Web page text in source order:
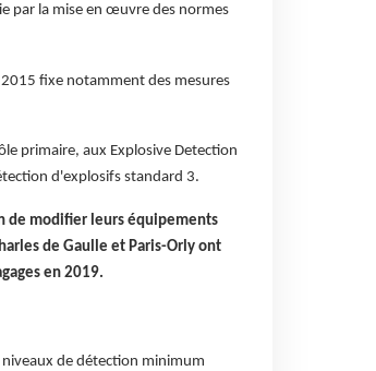
par la mise en œuvre des normes
fixe notamment des mesures
primaire, aux Explosive Detection
d'explosifs standard 3.
de modifier leurs équipements
de Gaulle et Paris-Orly ont
en 2019.
niveaux de détection minimum